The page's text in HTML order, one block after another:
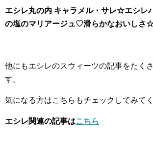
エシレ丸の内 キャラメル・サレ☆エシレ
の塩のマリアージュ♡滑らかなおいしさ
他にもエシレのスウィーツの記事をたく
す。
気になる方はこちらもチェックしてみてく
エシレ関連の記事はこちら